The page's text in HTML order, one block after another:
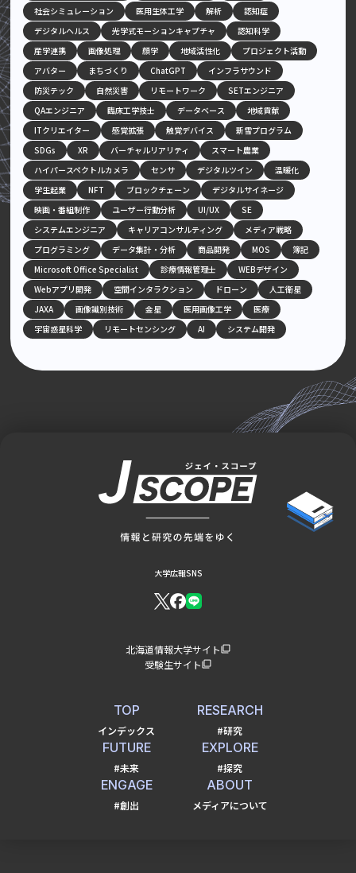
社会シミュレーション
医用生体工学 解析
認知症
デジタルヘルス
光学式モーションキャプチャ
認知科学
産学連携
画像処理 顔学 地域活性化
プロジェクト活動
アバター
まちづくり ChatGPT
インフラサウンド
防災テック
自然災害 リモートワーク
SETエンジニア
QAエンジニア
臨床工学技士 データベース
地域貢献
ITクリエイター
感覚拡張 触覚デバイス
新雪プログラム
SDGs
XR バーチャルリアリティ
スマート農業
ハイパースペクトルカメラ
センサ デジタルツイン
温暖化
学生起業
NFT ブロックチェーン
デジタルサイネージ
映画・番組制作
ユーザー行動分析 UI/UX
SE
システムエンジニア
キャリアコンサルティング
メディア戦略
プログラミング
データ集計・分析 商品開発 MOS
簿記
Microsoft Office Specialist
診療情報管理士
WEBデザイン
Webアプリ開発
空間インタラクション ドローン
人工衛星
JAXA
画像識別技術 金星 医用画像工学
医療
宇宙惑星科学
リモートセンシング AI システム開発
TOP
インデックス
RESEARCH
#研究
FUTURE
#未来
EXPLORE
#探究
ENGAGE
#創出
ABOUT
メディアについて
大学広報SNS
北海道情報大学サイト
受験生サイト